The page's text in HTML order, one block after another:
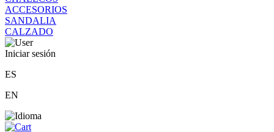
ACCESORIOS
SANDALIA
CALZADO
Iniciar sesión
ES
EN